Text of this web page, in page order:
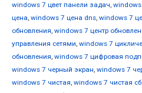
windows 7 цвет панели задач, windows
цена, windows 7 цена dns, windows 7
обновления, windows 7 центр
управления сетями, windows 7
обновления, windows 7 цифровая
windows 7 черный экран, windows 7
windows 7 чистая, windows 7 чистая